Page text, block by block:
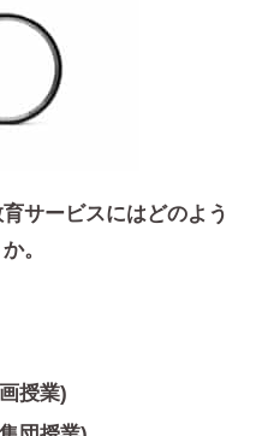
サービスにはどのよう
。
授業)